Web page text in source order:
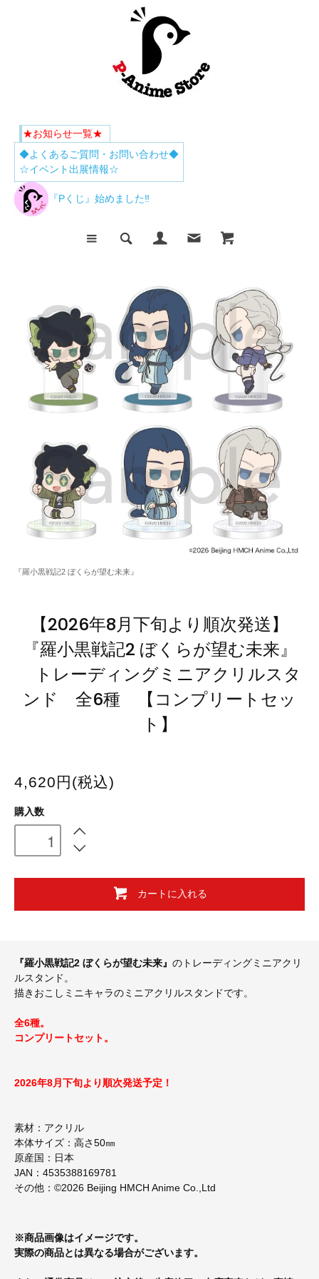
★お知らせ一覧★
◆よくあるご質問・お問い合わせ◆
☆イベント出展情報☆
『Pくじ』始めました‼
『羅小黒戦記2 ぼくらが望む未来』
【2026年8月下旬より順次発送】
『羅小黒戦記2 ぼくらが望む未来』
トレーディングミニアクリルスタ
ンド 全6種 【コンプリートセッ
ト】
4,620円(税込)
購入数
カートに入れる
『羅小黒戦記2 ぼくらが望む未来』 のトレーディングミニアクリ
ルスタンド。
描きおこしミニキャラのミニアクリルスタンドです。
全6種。
コンプリートセット。
2026年8月下旬より順次発送予定！
素材：アクリル
本体サイズ：高さ50㎜
原産国：日本
JAN：4535388169781
その他：©2026 Beijing HMCH Anime Co.,Ltd
※商品画像はイメージです。
実際の商品とは異なる場合がございます。